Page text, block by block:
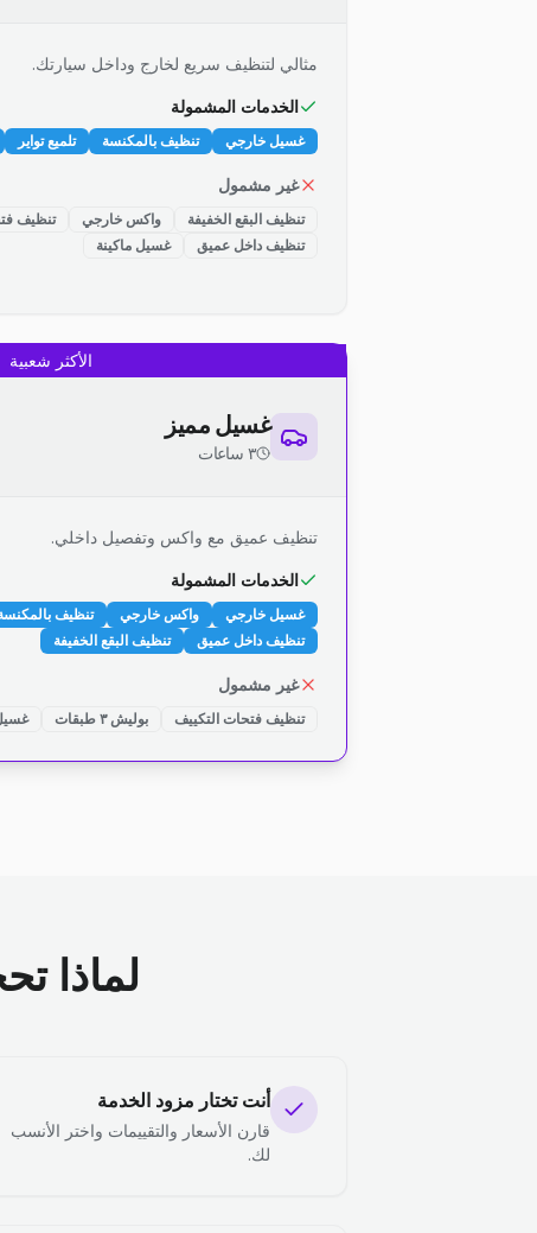
مثالي لتنظيف سريع لخارج وداخل سيارتك.
الخدمات المشمولة
غسيل خارجي تنظيف بالمكنسة تلميع تواير
غير مشمول
تنظيف البقع الخفيفة واكس خارجي تنظيف
تنظيف داخل عميق
غسيل ماكينة
الأكثر شعبية
غسيل مميز
٣ ساعات
تنظيف عميق مع واكس وتفصيل داخلي.
الخدمات المشمولة
غسيل خارجي واكس خارجي تنظيف
تنظيف داخل عميق
تنظيف البقع الخفيفة
غير مشمول
تنظيف فتحات التكييف بوليش ٣ طبقات
لماذا
أنت تختار مزود الخدمة
قارن الأسعار والتقييمات واختر الأنسب
لك.